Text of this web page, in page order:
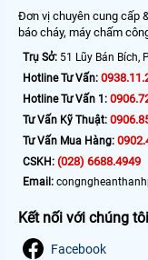
Đơn vị chuyên cung cấp
báo cháy, máy chấm
Trụ Sở: 51 Lũy Bán Bích,
Hotline Tư Vấn:
Hotline Tư Vấn 1:
Tư Vấn Kỹ Thuật:
Tư Vấn Mua Hàng:
CSKH: (028) 6688.4949
Email:
Kết nối với chúng tôi
Facebook